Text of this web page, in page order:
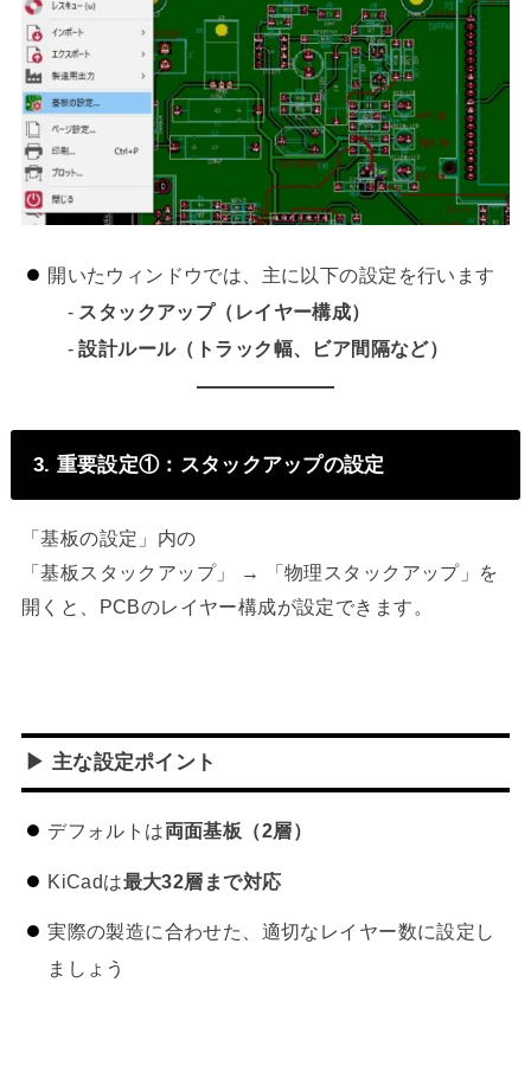
開いたウィンドウでは、主に以下の設定を行います
- スタックアップ（レイヤー構成）
-設計ルール（トラック幅、ビア間隔など）
3. 重要設定①：スタックアップの設定
「基板の設定」内の
「基板スタックアップ」 → 「物理スタックアップ」を
開くと、PCBのレイヤー構成が設定できます。
▶ 主な設定ポイント
デフォルトは両面基板（2層）
KiCadは最大32層まで対応
実際の製造に合わせた、適切なレイヤー数に設定し
ましょう